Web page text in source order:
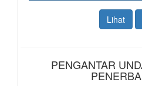
Lihat
PENGANTAR